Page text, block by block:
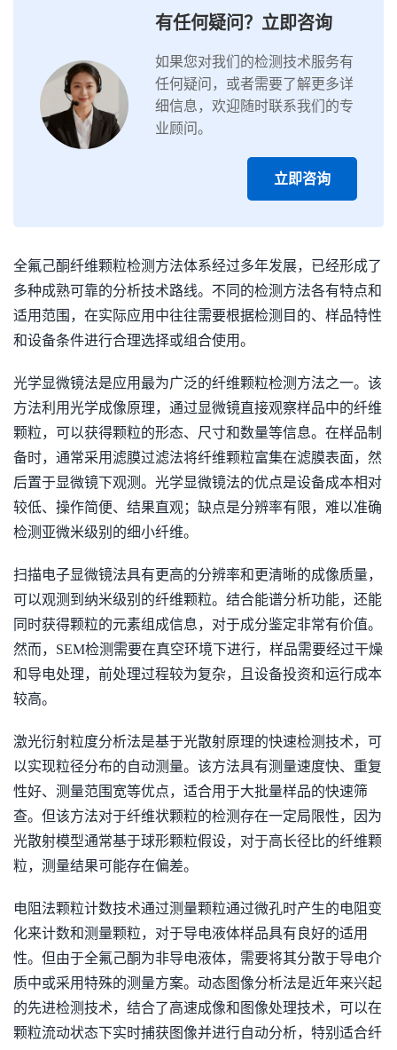
有任何疑问？立即咨询
如果您对我们的检测技术服务有
任何疑问，或者需要了解更多详
细信息，欢迎随时联系我们的专
业顾问。
立即咨询
全氟己酮纤维颗粒检测方法体系经过多年发展，已经形成了
多种成熟可靠的分析技术路线。不同的检测方法各有特点和
适用范围，在实际应用中往往需要根据检测目的、样品特性
和设备条件进行合理选择或组合使用。
光学显微镜法是应用最为广泛的纤维颗粒检测方法之一。该
方法利用光学成像原理，通过显微镜直接观察样品中的纤维
颗粒，可以获得颗粒的形态、尺寸和数量等信息。在样品制
备时，通常采用滤膜过滤法将纤维颗粒富集在滤膜表面，然
后置于显微镜下观测。光学显微镜法的优点是设备成本相对
较低、操作简便、结果直观；缺点是分辨率有限，难以准确
检测亚微米级别的细小纤维。
扫描电子显微镜法具有更高的分辨率和更清晰的成像质量，
可以观测到纳米级别的纤维颗粒。结合能谱分析功能，还能
同时获得颗粒的元素组成信息，对于成分鉴定非常有价值。
然而，SEM检测需要在真空环境下进行，样品需要经过干燥
和导电处理，前处理过程较为复杂，且设备投资和运行成本
较高。
激光衍射粒度分析法是基于光散射原理的快速检测技术，可
以实现粒径分布的自动测量。该方法具有测量速度快、重复
性好、测量范围宽等优点，适合用于大批量样品的快速筛
查。但该方法对于纤维状颗粒的检测存在一定局限性，因为
光散射模型通常基于球形颗粒假设，对于高长径比的纤维颗
粒，测量结果可能存在偏差。
电阻法颗粒计数技术通过测量颗粒通过微孔时产生的电阻变
化来计数和测量颗粒，对于导电液体样品具有良好的适用
性。但由于全氟己酮为非导电液体，需要将其分散于导电介
质中或采用特殊的测量方案。动态图像分析法是近年来兴起
的先进检测技术，结合了高速成像和图像处理技术，可以在
颗粒流动状态下实时捕获图像并进行自动分析，特别适合纤